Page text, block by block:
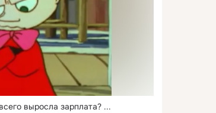
выросла зарплата? ...